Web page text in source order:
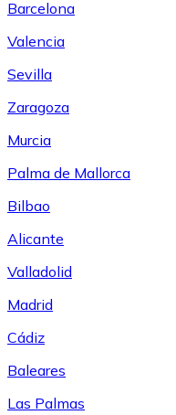
Barcelona
Valencia
Sevilla
Zaragoza
Murcia
Palma de Mallorca
Bilbao
Alicante
Valladolid
Madrid
Cádiz
Baleares
Las Palmas